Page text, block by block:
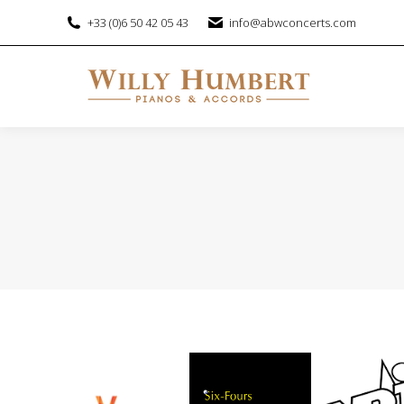
+33 (0)6 50 42 05 43 info@abwconcerts.com